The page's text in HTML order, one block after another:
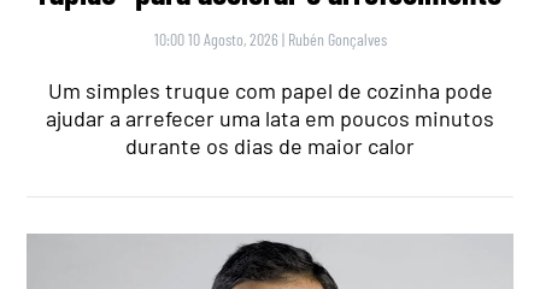
10:00 10 Agosto, 2026 | Rubén Gonçalves
Um simples truque com papel de cozinha pode
ajudar a arrefecer uma lata em poucos minutos
durante os dias de maior calor